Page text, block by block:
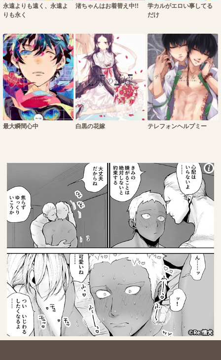
永遠よりも遠く、永遠よ
りも永く
渚ちゃんはお着替え中!!
学カルがエロい事してる
だけ
最大瞬間心中 白黒の花嫁 テレフォンヘルプミー